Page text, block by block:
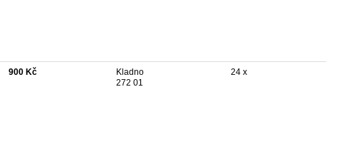
900 Kč
Kladno
272 01
24 x